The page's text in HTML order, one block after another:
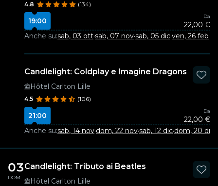
4.8 (134)
19:00
Da
22,00 €
Anche su:sab, 03 ott·sab, 07 nov·sab, 05 dic·ven, 26 feb
Candlelight: Coldplay e Imagine Dragons
Hôtel Carlton Lille
4.5 (106)
21:00
Da
22,00 €
Anche su:sab, 14 nov·dom, 22 nov·sab, 12 dic·dom, 20 dic
03
DOM
Candlelight: Tributo ai Beatles
Hôtel Carlton Lille